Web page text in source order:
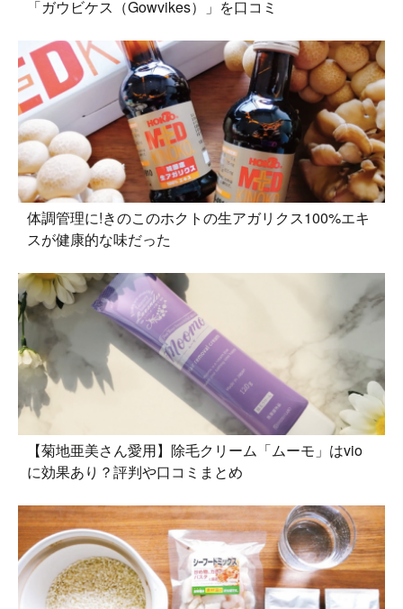
「ガウビケス（Gowvikes）」を口コミ
体調管理に!きのこのホクトの生アガリクス100%エキ
スが健康的な味だった
【菊地亜美さん愛用】除毛クリーム「ムーモ」はvio
に効果あり？評判や口コミまとめ